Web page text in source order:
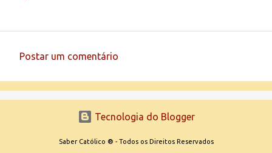
m
Postar um comentário
Tecnologia do Blogger
Saber Católico ® - Todos os Direitos Reservados